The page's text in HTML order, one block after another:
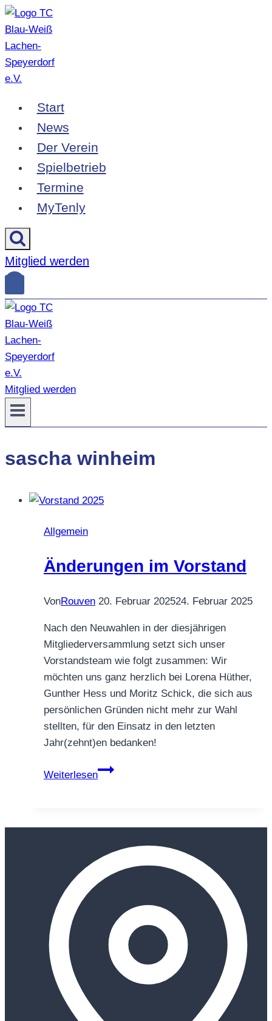
Zum
Inhalt
springen
Start
News
Der Verein
Spielbetrieb
Termine
MyTenly
Mitglied werden
Mitglied werden
sascha winheim
Allgemein
Änderungen im Vorstand
VonRouven 20. Februar 202524. Februar 2025
Nach den Neuwahlen in der diesjährigen
Mitgliederversammlung setzt sich unser
Vorstandsteam wie folgt zusammen: Wir
möchten uns ganz herzlich bei Lorena Hüther,
Gunther Hess und Moritz Schick, die sich aus
persönlichen Gründen nicht mehr zur Wahl
stellten, für den Einsatz in den letzten
Jahr(zehnt)en bedanken!
Weiterlesen
Änderungen